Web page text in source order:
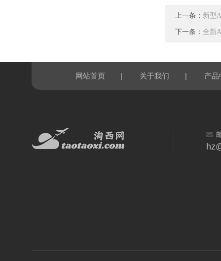
上一条： 新型
下一条： 全新
网站首页 | 关于我们 | 产品